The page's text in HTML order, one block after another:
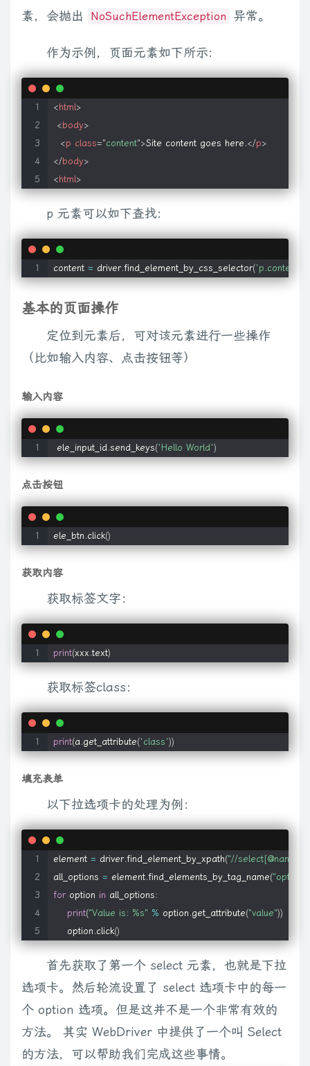
素，会抛出
NoSuchElementException 异常。
作为示例，页面元素如下所示:
<html>
<body>
<p class="content">Site content goes here.</p>
</body>
<html>
p 元素可以如下查找:
content = driver.find_element_by_css_selector('p.content'
基本的页面操作
定位到元素后，可对该元素进行一些操作
（比如输入内容、点击按钮等）
输入内容
ele_input_id.send_keys('Hello World')
点击按钮
ele_btn .click()
获取内容
获取标签文字：
print(xxx .text)
获取标签class：
print(a.get_attribute('class'))
填充表单
以下拉选项卡的处理为例：
element = driver.find_element_by_xpath("//
all_options = element.find_elements_by_tag_name("option"
for option in all_options :
print("Value is: %s" % option .get_attribute("value"))
    option
.click()
首先获取了第一个 select 元素，也就是下拉
选项卡。然后轮流设置了 select 选项卡中的每一
个 option 选项。但是这并不是一个非常有效的
方法。 其实 WebDriver 中提供了一个叫 Select
的方法，可以帮助我们完成这些事情。